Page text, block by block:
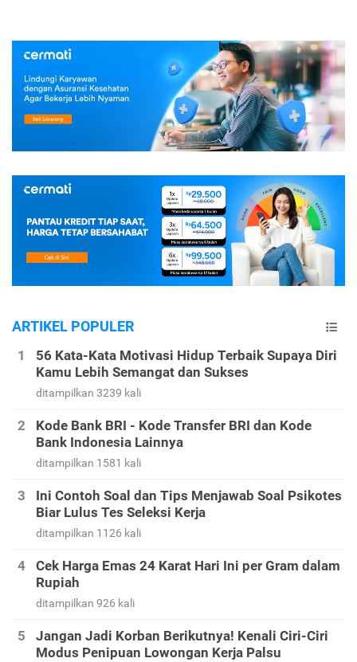
ARTIKEL POPULER
56 Kata-Kata Motivasi Hidup Terbaik Supaya Diri
Kamu Lebih Semangat dan Sukses
ditampilkan 3239 kali
Kode Bank BRI - Kode Transfer BRI dan Kode
Bank Indonesia Lainnya
ditampilkan 1581 kali
Ini Contoh Soal dan Tips Menjawab Soal Psikotes
Biar Lulus Tes Seleksi Kerja
ditampilkan 1126 kali
Cek Harga Emas 24 Karat Hari Ini per Gram dalam
Rupiah
ditampilkan 926 kali
Jangan Jadi Korban Berikutnya! Kenali Ciri-Ciri
Modus Penipuan Lowongan Kerja Palsu